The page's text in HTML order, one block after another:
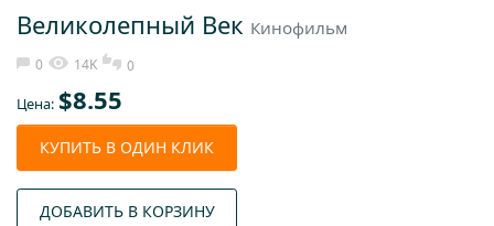
Великолепный Век Кинофильм
0 14K 0
Цена: $8.55
КУПИТЬ В ОДИН КЛИК
ДОБАВИТЬ В КОРЗИНУ